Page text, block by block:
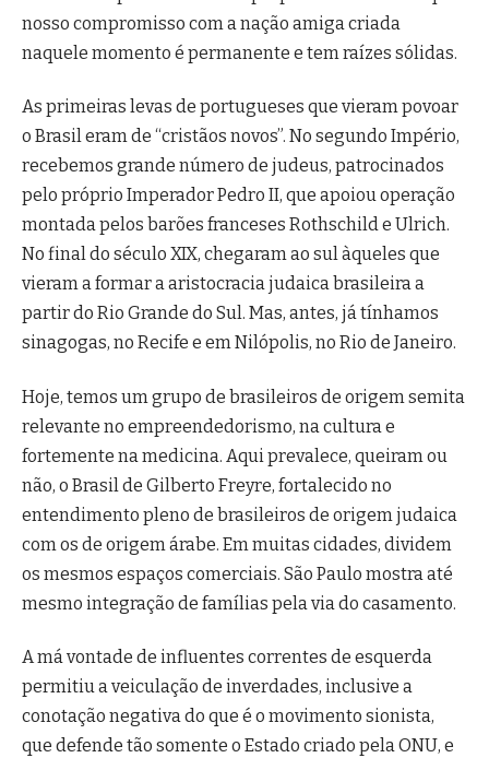
nosso compromisso com a nação amiga criada
naquele momento é permanente e tem raízes sólidas.
As primeiras levas de portugueses que vieram povoar
o Brasil eram de “cristãos novos”. No segundo Império,
recebemos grande número de judeus, patrocinados
pelo próprio Imperador Pedro II, que apoiou operação
montada pelos barões franceses Rothschild e Ulrich.
No final do século XIX, chegaram ao sul àqueles que
vieram a formar a aristocracia judaica brasileira a
partir do Rio Grande do Sul. Mas, antes, já tínhamos
sinagogas, no Recife e em Nilópolis, no Rio de Janeiro.
Hoje, temos um grupo de brasileiros de origem semita
relevante no empreendedorismo, na cultura e
fortemente na medicina. Aqui prevalece, queiram ou
não, o Brasil de Gilberto Freyre, fortalecido no
entendimento pleno de brasileiros de origem judaica
com os de origem árabe. Em muitas cidades, dividem
os mesmos espaços comerciais. São Paulo mostra até
mesmo integração de famílias pela via do casamento.
A má vontade de influentes correntes de esquerda
permitiu a veiculação de inverdades, inclusive a
conotação negativa do que é o movimento sionista,
que defende tão somente o Estado criado pela ONU, e